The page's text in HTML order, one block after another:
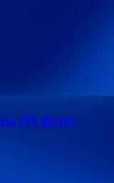
(19 фото)